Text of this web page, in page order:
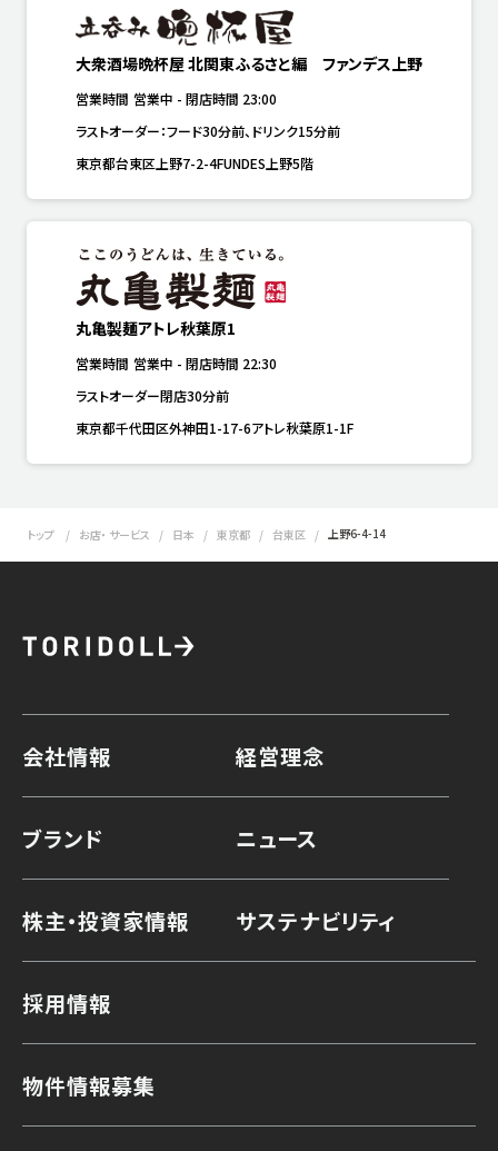
大衆酒場晩杯屋 北関東ふるさと編 ファンデス上野
営業時間 営業中 - 閉店時間 23:00
ラストオーダー：フード30分前、ドリンク15分前
東京都台東区上野7-2-4FUNDES上野5階
丸亀製麺アトレ秋葉原1
営業時間 営業中 - 閉店時間 22:30
ラストオーダー閉店30分前
東京都千代田区外神田1-17-6アトレ秋葉原1-1F
トップ お店・ サービス 日本 東京都 台東区 上野6-4-14
会社情報 経営理念
ブランド ニュース
株主・投資家情報 サステナビリティ
採用情報
物件情報募集